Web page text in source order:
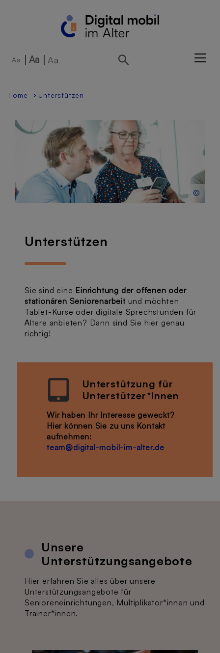
Direkt zur Hauptnavigation springen
Direkt zum Inhalt springen
Aa Aa Aa
Home Unterstützen
©
Unterstützen
Sie sind eine Einrichtung der offenen oder
stationären Seniorenarbeitund möchten
Tablet-Kurse oder digitale Sprechstunden für
Ältere anbieten? Dann sind Sie hier genau
richtig!
Unterstützung für
Unterstützer*innen
Wir haben Ihr Interesse geweckt?
Hier können Sie zu uns Kontakt
aufnehmen:
team@digital-mobil-im-alter.de
Unsere
Unterstützungsangebote
Hier erfahren Sie alles über unsere
Unterstützungsangebote für
Senioreneinrichtungen, Multiplikator*innen und
Trainer*innen.